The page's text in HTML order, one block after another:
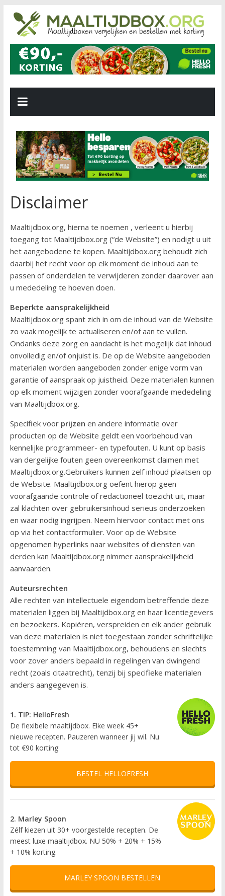
Disclaimer
Maaltijdbox.org, hierna te noemen , verleent u hierbij
toegang tot Maaltijdbox.org (“de Website”) en nodigt u uit
het aangebodene te kopen. Maaltijdbox.org behoudt zich
daarbij het recht voor op elk moment de inhoud aan te
passen of onderdelen te verwijderen zonder daarover aan
u mededeling te hoeven doen.
Beperkte aansprakelijkheid
Maaltijdbox.org spant zich in om de inhoud van de Website
zo vaak mogelijk te actualiseren en/of aan te vullen.
Ondanks deze zorg en aandacht is het mogelijk dat inhoud
onvolledig en/of onjuist is. De op de Website aangeboden
materialen worden aangeboden zonder enige vorm van
garantie of aanspraak op juistheid. Deze materialen kunnen
op elk moment wijzigen zonder voorafgaande mededeling
van Maaltijdbox.org.
Specifiek voor prijzen en andere informatie over
producten op de Website geldt een voorbehoud van
kennelijke programmeer- en typefouten. U kunt op basis
van dergelijke fouten geen overeenkomst claimen met
Maaltijdbox.org.Gebruikers kunnen zelf inhoud plaatsen op
de Website. Maaltijdbox.org oefent hierop geen
voorafgaande controle of redactioneel toezicht uit, maar
zal klachten over gebruikersinhoud serieus onderzoeken
en waar nodig ingrijpen. Neem hiervoor contact met ons
op via het contactformulier. Voor op de Website
opgenomen hyperlinks naar websites of diensten van
derden kan Maaltijdbox.org nimmer aansprakelijkheid
aanvaarden.
Auteursrechten
Alle rechten van intellectuele eigendom betreffende deze
materialen liggen bij Maaltijdbox.org en haar licentiegevers
en bezoekers. Kopiëren, verspreiden en elk ander gebruik
van deze materialen is niet toegestaan zonder schriftelijke
toestemming van Maaltijdbox.org, behoudens en slechts
voor zover anders bepaald in regelingen van dwingend
recht (zoals citaatrecht), tenzij bij specifieke materialen
anders aangegeven is.
1. TIP: HelloFresh
De flexibele maaltijdbox. Elke week 45+
nieuwe recepten. Pauzeren wanneer jij wil. Nu
tot €90 korting
BESTEL HELLOFRESH
2. Marley Spoon
Zélf kiezen uit 30+ voorgestelde recepten. De
meest luxe maaltijdbox. NU 50% + 20% + 15%
+ 10% korting.
MARLEY SPOON BESTELLEN